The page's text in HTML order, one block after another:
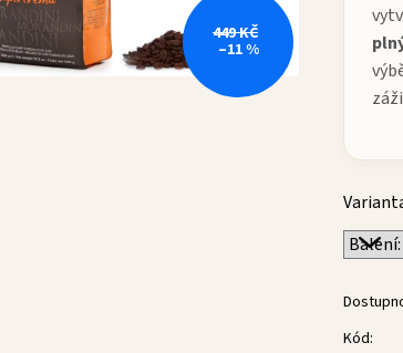
Kód:
449 KČ
–11 %